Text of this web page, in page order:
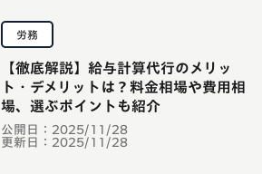
労務
公開日： 2025/11/28
更新日： 2025/11/28
【徹底解説】給与計算代行のメリッ
ト・デメリットは？料金相場や費用相
場、選ぶポイントも紹介